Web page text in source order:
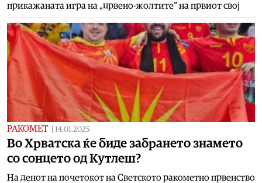
прикажаната игра на „црвено-жолтите“ на првиот свој
РАКОМЕТ 14.01.2025
Во Хрватска ќе биде забрането знамето
со сонцето од Кутлеш?
На денот на почетокот на Светското ракометно првенство